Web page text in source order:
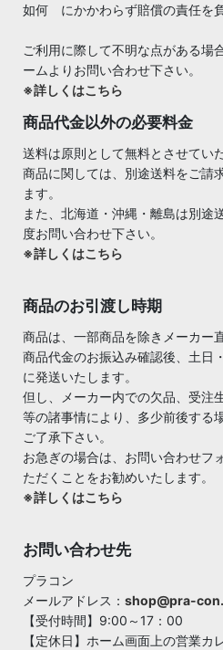
如何 にかかわらず賠償の責任を
ご利用に際して不明な点がある場
ームよりお問い合わせ下さい。
※詳しくはこちら
商品代金以外の必要料金
送料は原則として無料とさせてい
商品に関しては、別途送料をご請
ます。
また、北海道・沖縄・離島は別途
度お問い合わせ下さい。
※詳しくはこちら
商品のお引渡し時期
商品は、一部商品を除きメーカー
商品代金のお振込み確認後、土日
に発送いたします。
但し、メーカー内での欠品、受注
等の諸事情により、多少前後する
ご了承下さい。
お急ぎの場合は、お問い合わせフ
ただくことをお勧めいたします。
※詳しくはこちら
お問い合わせ先
プラコン
メールアドレス： shop@pra-
【受付時間】9:00～17：00
【定休日】ホーム画面上の営業カ